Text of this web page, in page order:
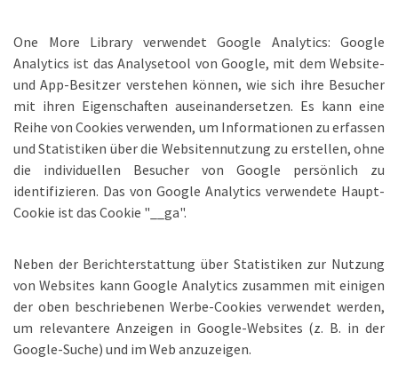
One More Library verwendet Google Analytics: Google
Analytics ist das Analysetool von Google, mit dem Website-
und App-Besitzer verstehen können, wie sich ihre Besucher
mit ihren Eigenschaften auseinandersetzen. Es kann eine
Reihe von Cookies verwenden, um Informationen zu erfassen
und Statistiken über die Websitennutzung zu erstellen, ohne
die individuellen Besucher von Google persönlich zu
identifizieren. Das von Google Analytics verwendete Haupt-
Cookie ist das Cookie "__ga".
Neben der Berichterstattung über Statistiken zur Nutzung
von Websites kann Google Analytics zusammen mit einigen
der oben beschriebenen Werbe-Cookies verwendet werden,
um relevantere Anzeigen in Google-Websites (z. B. in der
Google-Suche) und im Web anzuzeigen.